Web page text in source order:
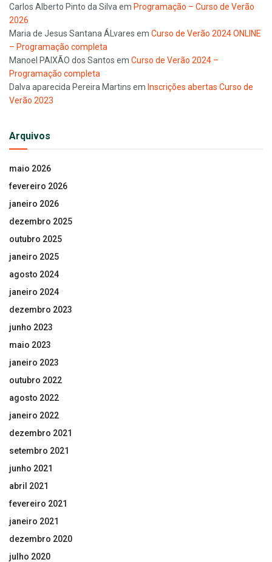
Carlos Alberto Pinto da Silva em Programação – Curso de Verão
2026
Maria de Jesus Santana ÁLvares em Curso de Verão 2024 ONLINE
– Programação completa
Manoel PAIXÃO dos Santos em Curso de Verão 2024 –
Programação completa
Dalva aparecida Pereira Martins em Inscrições abertas Curso de
Verão 2023
Arquivos
maio 2026
fevereiro 2026
janeiro 2026
dezembro 2025
outubro 2025
janeiro 2025
agosto 2024
janeiro 2024
dezembro 2023
junho 2023
maio 2023
janeiro 2023
outubro 2022
agosto 2022
janeiro 2022
dezembro 2021
setembro 2021
junho 2021
abril 2021
fevereiro 2021
janeiro 2021
dezembro 2020
julho 2020